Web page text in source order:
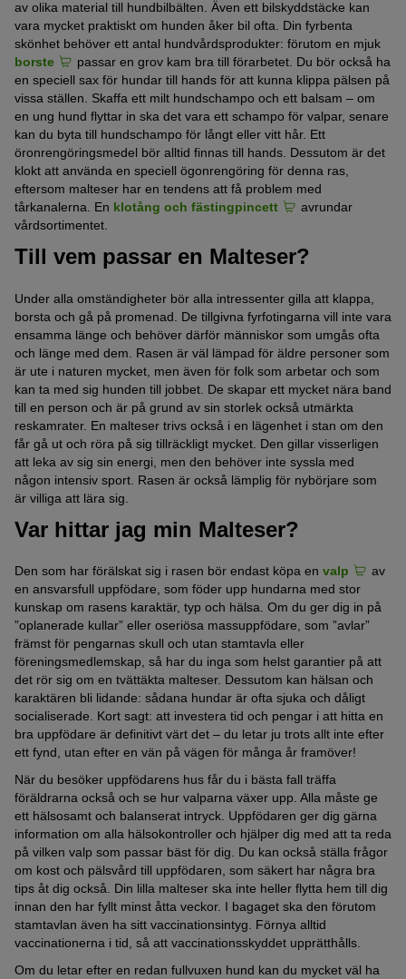
av olika material till hundbilbälten. Även ett bilskyddstäcke kan
vara mycket praktiskt om hunden åker bil ofta. Din fyrbenta
skönhet behöver ett antal hundvårdsprodukter: förutom en mjuk
borste
passar en grov kam bra till förarbetet. Du bör också ha
en speciell sax för hundar till hands för att kunna klippa pälsen på
vissa ställen. Skaffa ett milt hundschampo och ett balsam – om
en ung hund flyttar in ska det vara ett schampo för valpar, senare
kan du byta till hundschampo för långt eller vitt hår. Ett
öronrengöringsmedel bör alltid finnas till hands. Dessutom är det
klokt att använda en speciell ögonrengöring för denna ras,
eftersom malteser har en tendens att få problem med
tårkanalerna. En klotång och fästingpincett
avrundar
vårdsortimentet.
Till vem passar en Malteser?
Under alla omständigheter bör alla intressenter gilla att klappa,
borsta och gå på promenad. De tillgivna fyrfotingarna vill inte vara
ensamma länge och behöver därför människor som umgås ofta
och länge med dem. Rasen är väl lämpad för äldre personer som
är ute i naturen mycket, men även för folk som arbetar och som
kan ta med sig hunden till jobbet. De skapar ett mycket nära band
till en person och är på grund av sin storlek också utmärkta
reskamrater. En malteser trivs också i en lägenhet i stan om den
får gå ut och röra på sig tillräckligt mycket. Den gillar visserligen
att leka av sig sin energi, men den behöver inte syssla med
någon intensiv sport. Rasen är också lämplig för nybörjare som
är villiga att lära sig.
Var hittar jag min Malteser?
Den som har förälskat sig i rasen bör endast köpa en valp
av
en ansvarsfull uppfödare, som föder upp hundarna med stor
kunskap om rasens karaktär, typ och hälsa. Om du ger dig in på
”oplanerade kullar” eller oseriösa massuppfödare, som ”avlar”
främst för pengarnas skull och utan stamtavla eller
föreningsmedlemskap, så har du inga som helst garantier på att
det rör sig om en tvättäkta malteser. Dessutom kan hälsan och
karaktären bli lidande: sådana hundar är ofta sjuka och dåligt
socialiserade. Kort sagt: att investera tid och pengar i att hitta en
bra uppfödare är definitivt värt det – du letar ju trots allt inte efter
ett fynd, utan efter en vän på vägen för många år framöver!
När du besöker uppfödarens hus får du i bästa fall träffa
föräldrarna också och se hur valparna växer upp. Alla måste ge
ett hälsosamt och balanserat intryck. Uppfödaren ger dig gärna
information om alla hälsokontroller och hjälper dig med att ta reda
på vilken valp som passar bäst för dig. Du kan också ställa frågor
om kost och pälsvård till uppfödaren, som säkert har några bra
tips åt dig också. Din lilla malteser ska inte heller flytta hem till dig
innan den har fyllt minst åtta veckor. I bagaget ska den förutom
stamtavlan även ha sitt vaccinationsintyg. Förnya alltid
vaccinationerna i tid, så att vaccinationsskyddet upprätthålls.
Om du letar efter en redan fullvuxen hund kan du mycket väl ha